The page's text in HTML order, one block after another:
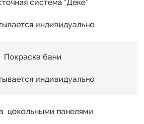
система "Дёке"
индивидуально
Покраска бани
индивидуально
цокольными панелями
00
01
02
16